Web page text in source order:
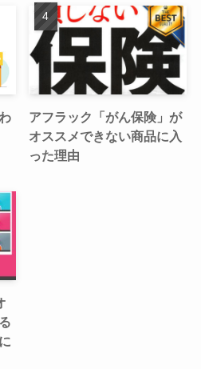
アフラック「がん保険」が
オススメできない商品に入
った理由